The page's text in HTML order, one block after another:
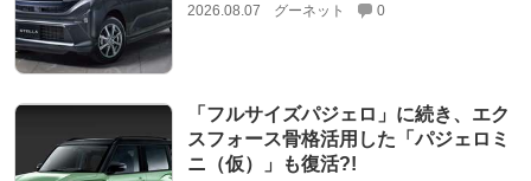
2026.08.07 グーネット 0
「フルサイズパジェロ」に続き、エク
スフォース骨格活用した「パジェロミ
ニ（仮）」も復活?!